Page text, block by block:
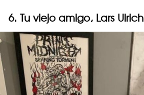
6. Tu viejo amigo, Lars Ulrich